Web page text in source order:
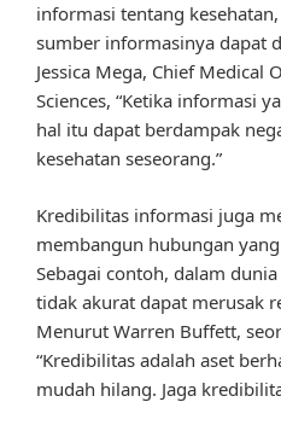
informasi tentang
sumber informasinya dapat
Jessica Mega, Chief Medical
Sciences, “Ketika informasi
hal itu dapat berdampak
kesehatan seseorang.”
Kredibilitas informasi juga
membangun hubungan
Sebagai contoh, dalam
tidak akurat dapat merusak
Menurut Warren Buffett,
“Kredibilitas adalah aset
mudah hilang. Jaga